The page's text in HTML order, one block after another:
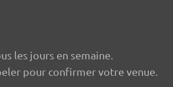
les jours en semaine.
pour confirmer votre venue.